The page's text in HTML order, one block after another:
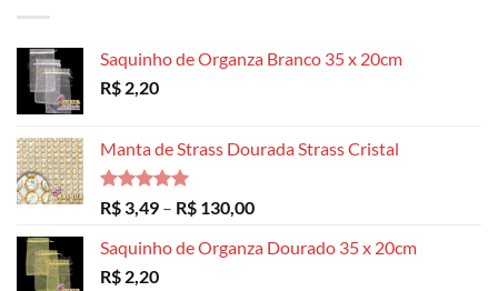
Saquinho de Organza Branco 35 x 20cm
R$ 2,20
Manta de Strass Dourada Strass Cristal
Avaliação
5.00
de 5
R$ 3,49 – R$ 130,00Faixa
preço:
Saquinho de Organza Dourado 35 x 20cm
R$ 2,20